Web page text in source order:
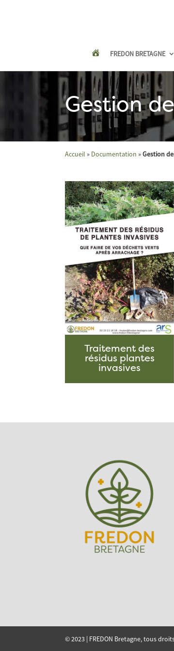
FREDON BRETAGNE
Gestion
Accueil » Documentation »Gestion
Traitement des
résidus plantes
invasives
© 2023 | FREDON Bretagne, tous